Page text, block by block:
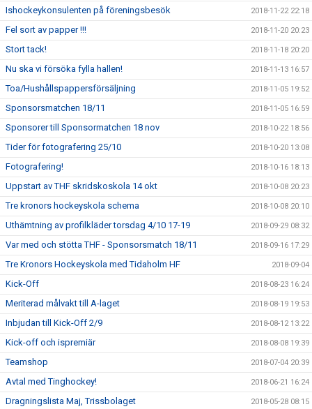
Ishockeykonsulenten på föreningsbesök 2018-11-22 22:18
Fel sort av papper !!! 2018-11-20 20:23
Stort tack! 2018-11-18 20:20
Nu ska vi försöka fylla hallen! 2018-11-13 16:57
Toa/Hushållspappersförsäljning 2018-11-05 19:52
Sponsorsmatchen 18/11 2018-11-05 16:59
Sponsorer till Sponsormatchen 18 nov 2018-10-22 18:56
Tider för fotografering 25/10 2018-10-20 13:08
Fotografering! 2018-10-16 18:13
Uppstart av THF skridskoskola 14 okt 2018-10-08 20:23
Tre kronors hockeyskola schema 2018-10-08 20:10
Uthämtning av profilkläder torsdag 4/10 17-19 2018-09-29 08:32
Var med och stötta THF - Sponsorsmatch 18/11 2018-09-16 17:29
Tre Kronors Hockeyskola med Tidaholm HF 2018-09-04
Kick-Off 2018-08-23 16:24
Meriterad målvakt till A-laget 2018-08-19 19:53
Inbjudan till Kick-Off 2/9 2018-08-12 13:22
Kick-off och ispremiär 2018-08-08 19:39
Teamshop 2018-07-04 20:39
Avtal med Tinghockey! 2018-06-21 16:24
Dragningslista Maj, Trissbolaget 2018-05-28 08:15